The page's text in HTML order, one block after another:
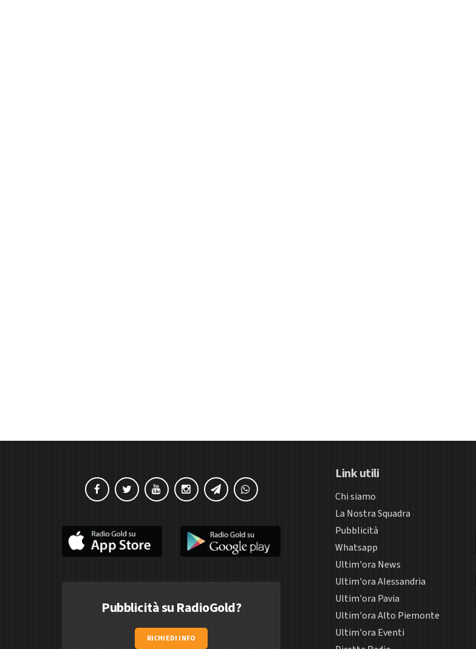
Pubblicità su RadioGold?
RICHIEDI INFO
Link utili
Chi siamo
La Nostra Squadra
Pubblicità
Whatsapp
Ultim'ora News
Ultim'ora Alessandria
Ultim'ora Pavia
Ultim'ora Alto Piemonte
Ultim'ora Eventi